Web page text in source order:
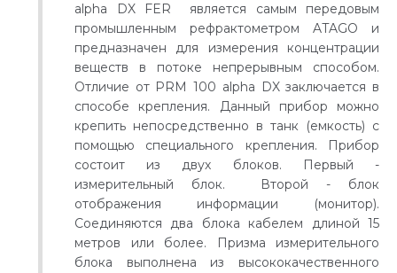
alpha DX FER является самым передовым
промышленным рефрактометром ATAGO и
предназначен для измерения концентрации
веществ в потоке непрерывным способом.
Отличие от PRM 100 alpha DX заключается в
способе крепления. Данный прибор можно
крепить непосредственно в танк (емкость) с
помощью специального крепления. Прибор
состоит из двух блоков. Первый -
измерительный блок. Второй - блок
отображения информации (монитор).
Соединяются два блока кабелем длиной 15
метров или более. Призма измерительного
блока выполнена из высококачественного